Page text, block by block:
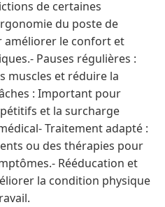
de certaines
du poste de
améliorer le confort et
Pauses régulières :
muscles et réduire la
: Important pour
et la surcharge
Traitement adapté :
ou des thérapies pour
Rééducation et
la condition physique